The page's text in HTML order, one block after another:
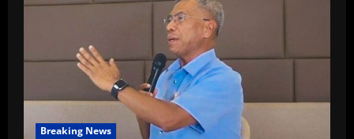
Breaking News